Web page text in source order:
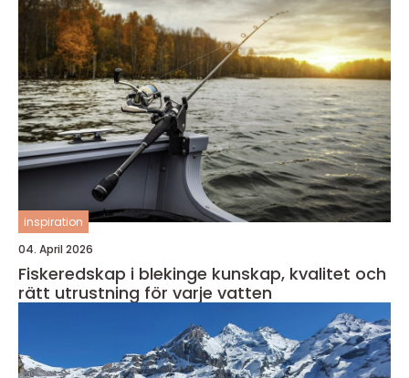
inspiration
04. April 2026
Fiskeredskap i blekinge kunskap, kvalitet och
rätt utrustning för varje vatten